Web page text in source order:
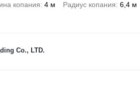
копания 4 м Радиус копания 6,4 м
Co., LTD.